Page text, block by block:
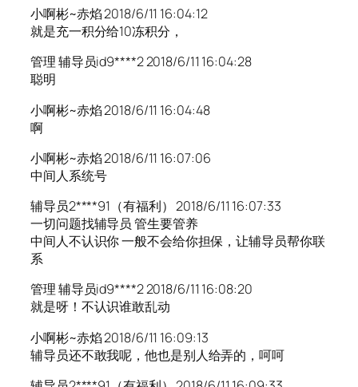
小啊彬~赤焰 2018/6/11 16:04:12
就是充一积分给10冻积分，
管理 辅导员id9****2 2018/6/11 16:04:28
聪明
小啊彬~赤焰 2018/6/11 16:04:48
啊
小啊彬~赤焰 2018/6/11 16:07:06
中间人系统号
辅导员2****91（有福利） 2018/6/11 16:07:33
一切问题找辅导员 管生要管养
中间人不认识你 一般不会给你担保，让辅导员帮你联
系
管理 辅导员id9****2 2018/6/11 16:08:20
就是呀！不认识谁敢乱动
小啊彬~赤焰 2018/6/11 16:09:13
辅导员还不敢我呢，他也是别人给弄的，呵呵